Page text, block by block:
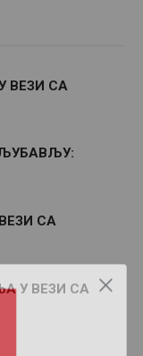
ВЕЗИ СА
ЉУБАВЉУ:
СА
У ВЕЗИ СА